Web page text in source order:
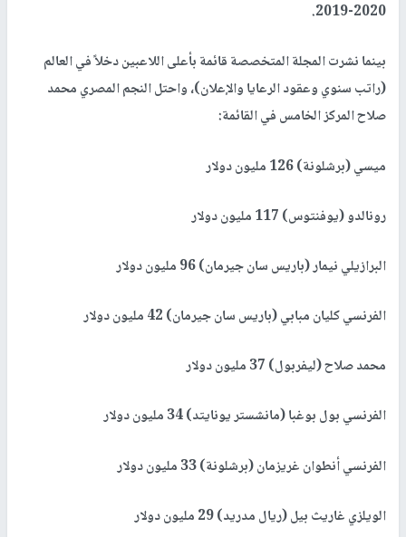
2019-2020
.
بينما نشرت المجلة المتخصصة قائمة بأعلى اللاعبين دخلاً في العالم
(راتب سنوي وعقود الرعايا والإعلان)، واحتل النجم المصري محمد
صلاح المركز الخامس في القائمة:
ميسي (برشلونة) 126 مليون دولار
رونالدو (يوفنتوس) 117 مليون دولار
البرازيلي نيمار (باريس سان جيرمان) 96 مليون دولار
الفرنسي كليان مبابي (باريس سان جيرمان) 42 مليون دولار
محمد صلاح (ليفربول) 37 مليون دولار
الفرنسي بول بوغبا (مانشستر يونايتد) 34 مليون دولار
الفرنسي أنطوان غريزمان (برشلونة) 33 مليون دولار
الويلزي غاريث بيل (ريال مدريد) 29 مليون دولار